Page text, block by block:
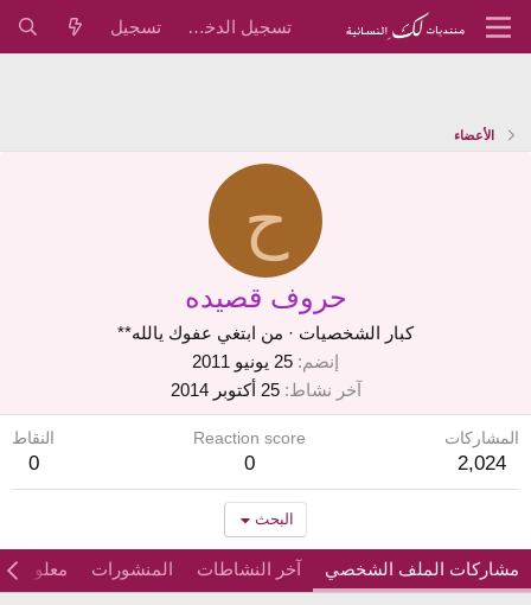
تسجيل الدخول تسجيل
الأعضاء
ح
حروف قصيده
كبار الشخصيات · من ابتغي عفوك يالله**
إنضم 25 يونيو 2011
آخر نشاط 25 أكتوبر 2014
المشاركات
2,024
Reaction score
0
النقاط
0
البحث
مشاركات الملف الشخصي آخر النشاطات المنشورات معلومات